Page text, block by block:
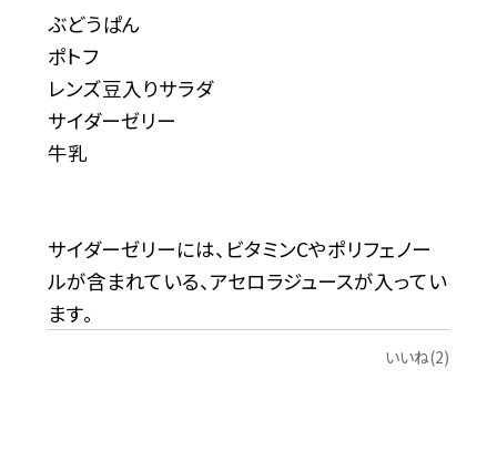
ぶどうぱん
ポトフ
レンズ豆入りサラダ
サイダーゼリー
牛乳
サイダーゼリーには、ビタミンCやポリフェノー
ルが含まれている、アセロラジュースが入ってい
ます。
いいね(2)